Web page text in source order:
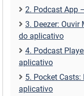
2. Podcast App
3. Deezer:
do aplicativo
4. Podcast
aplicativo
5. Pocket
aplicativo